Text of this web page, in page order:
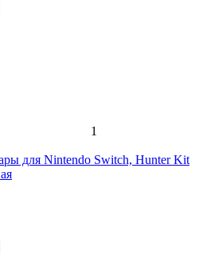
1
для Nintendo Switch, Hunter Kit